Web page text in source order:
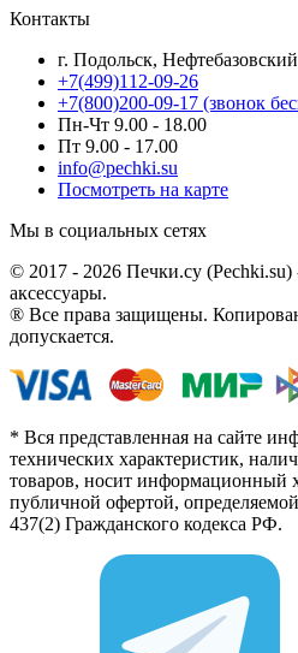
Контакты
г. Подольск,
+7(499)112-09-26
+7(800)200-09-17 (звонок
Пн-Чт 9.00 - 18.00
Пт 9.00 - 17.00
info@pechki.su
Посмотреть на карте
Мы в социальных сетях
© 2017 - 2026 Печки.су
аксессуары.
® Все права защищены.
допускается.
* Вся представленная на сайте
технических характеристик,
товаров, носит информационный
публичной офертой,
437(2) Гражданского кодекса РФ.